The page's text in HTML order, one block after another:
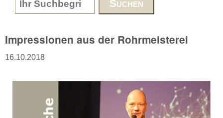
Search form
Impressionen aus der Rohrmeisterei
16.10.2018